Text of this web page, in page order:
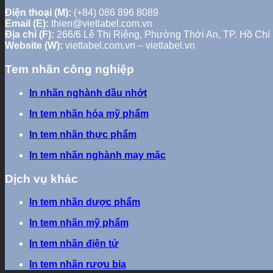
Điện thoại (M): (+84) 086 896 8089
Email (E): thien@vietlabel.com.vn
Địa chỉ (F): 266/6 Lê Thị Riêng, Phường Thới An, TP. Hồ Chí
Website (W): vietlabel.com.vn – vietlabel.vn
Tem nhãn công nghiệp
In nhãn nghành dầu nhớt
In tem nhãn hóa mỹ phẩm
In tem nhãn thực phẩm
In tem nhãn nghành may mặc
Dịch vụ khác
In tem nhãn dược phẩm
In tem nhãn mỹ phẩm
In tem nhãn điện tử
In tem nhãn rượu bia